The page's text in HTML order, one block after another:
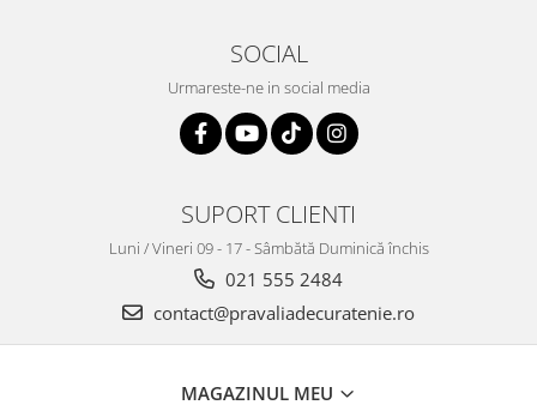
SOCIAL
Urmareste-ne in social media
SUPORT CLIENTI
Luni / Vineri 09 - 17 - Sâmbătă Duminică închis
021 555 2484
contact@pravaliadecuratenie.ro
MAGAZINUL MEU